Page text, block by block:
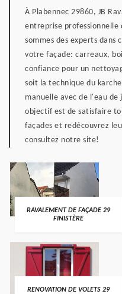
À Plabennec 29860, JB
entreprise professionnelle
sommes des experts dans
votre façade: carreaux,
confiance pour un
soit la technique du
manuelle avec de l'eau de
objectif est de satisfaire
façades et redécouvrez
consultez notre site!
RAVALEMENT DE FAÇADE 29
FINISTÈRE
RENOVATION DE VOLETS 29